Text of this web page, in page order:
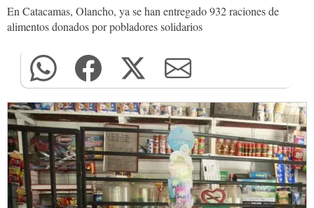
En Catacamas, Olancho, ya se han entregado 932 raciones de
alimentos donados por pobladores solidarios